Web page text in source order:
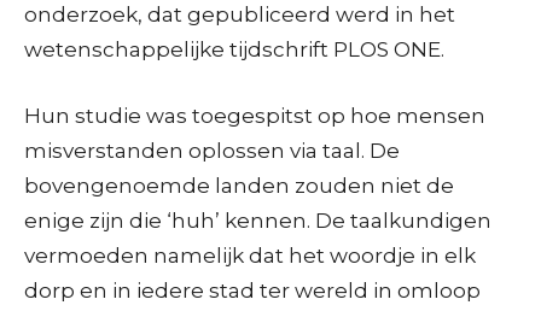
onderzoek, dat gepubliceerd werd in het
wetenschappelijke tijdschrift PLOS ONE.
Hun studie was toegespitst op hoe mensen
misverstanden oplossen via taal. De
bovengenoemde landen zouden niet de
enige zijn die ‘huh’ kennen. De taalkundigen
vermoeden namelijk dat het woordje in elk
dorp en in iedere stad ter wereld in omloop